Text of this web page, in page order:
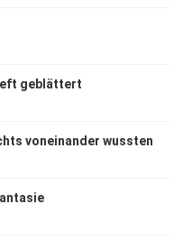
geblättert
voneinander wussten